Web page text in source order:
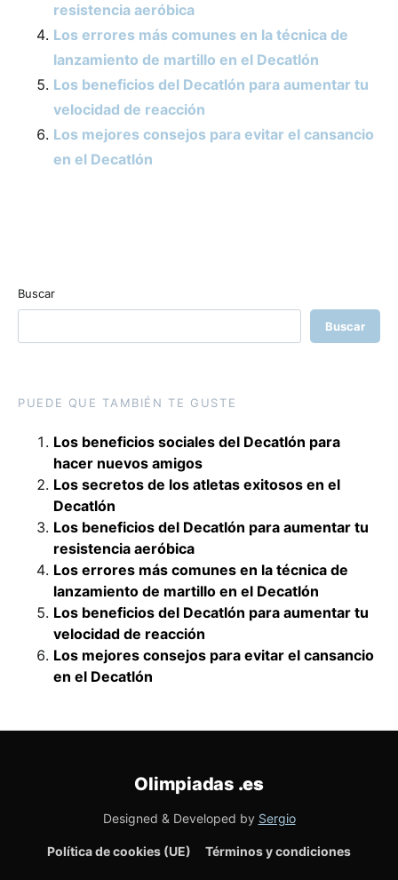
resistencia aeróbica
Los errores más comunes en la técnica de
lanzamiento de martillo en el Decatlón
Los beneficios del Decatlón para aumentar tu
velocidad de reacción
Los mejores consejos para evitar el cansancio
en el Decatlón
Buscar
Buscar
PUEDE QUE TAMBIÉN TE GUSTE
Los beneficios sociales del Decatlón para
hacer nuevos amigos
Los secretos de los atletas exitosos en el
Decatlón
Los beneficios del Decatlón para aumentar tu
resistencia aeróbica
Los errores más comunes en la técnica de
lanzamiento de martillo en el Decatlón
Los beneficios del Decatlón para aumentar tu
velocidad de reacción
Los mejores consejos para evitar el cansancio
en el Decatlón
Política de cookies (UE) Términos y condiciones
Olimpiadas .es
Designed & Developed by Sergio